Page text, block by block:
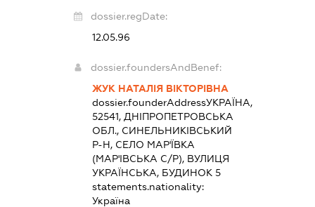
dossier.regDate:
12.05.96
dossier.foundersAndBenef:
ЖУК НАТАЛІЯ ВІКТОРІВНА
dossier.founderAddressУКРАЇНА,
52541, ДНІПРОПЕТРОВСЬКА
ОБЛ., СИНЕЛЬНИКІВСЬКИЙ
Р-Н, СЕЛО МАР'ЇВКА
(МАР'ІВСЬКА С/Р), ВУЛИЦЯ
УКРАЇНСЬКА, БУДИНОК 5
statements.nationality:
Україна